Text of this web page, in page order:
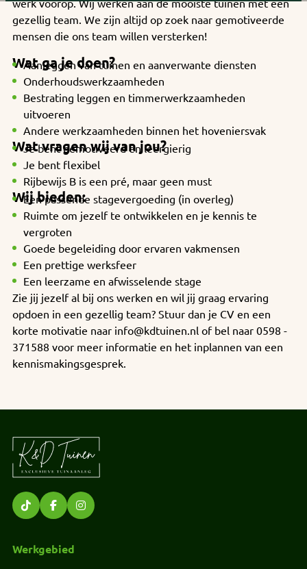
werk voorop. Wij werken aan de mooiste tuinen met een
gezellig team. We zijn altijd op zoek naar gemotiveerde
mensen die ons team willen versterken!
Wat ga je doen?
Aanleggen van tuinen en aanverwante diensten
Onderhoudswerkzaamheden
Bestrating leggen en timmerwerkzaamheden
uitvoeren
Andere werkzaamheden binnen het hoveniersvak
Wat vragen wij van jou?
Je bent gemotiveerd en leergierig
Je bent flexibel
Rijbewijs B is een pré, maar geen must
Wij bieden:
Een passende stagevergoeding (in overleg)
Ruimte om jezelf te ontwikkelen en je kennis te
vergroten
Goede begeleiding door ervaren vakmensen
Een prettige werksfeer
Een leerzame en afwisselende stage
Zie jij jezelf al bij ons werken en wil jij graag ervaring
opdoen in een gezellig team? Stuur dan je CV en een
korte motivatie naar info@kdtuinen.nl of bel naar 0598 -
371588 voor meer informatie en het inplannen van een
kennismakingsgesprek.
Werkgebied
voortdurend verschijnt.